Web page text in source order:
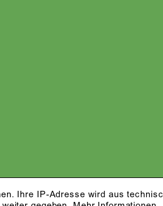
Ihre IP-Adresse wird aus